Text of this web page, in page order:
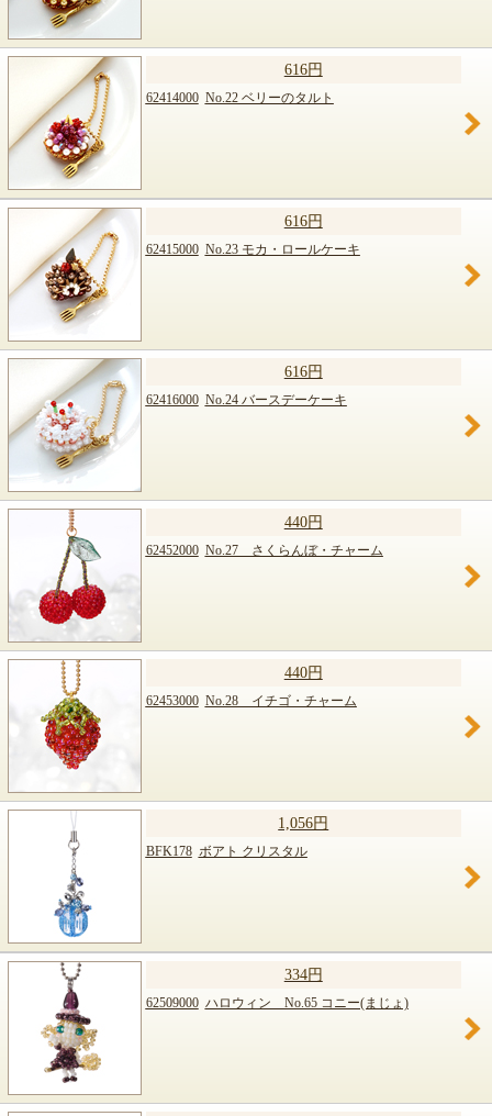
616円
62414000 No.22 ベリーのタルト
616円
62415000 No.23 モカ・ロールケーキ
616円
62416000 No.24 バースデーケーキ
440円
62452000 No.27 さくらんぼ・チャーム
440円
62453000 No.28 イチゴ・チャーム
1,056円
BFK178 ボアト クリスタル
334円
62509000 ハロウィン No.65 コニー(まじょ)